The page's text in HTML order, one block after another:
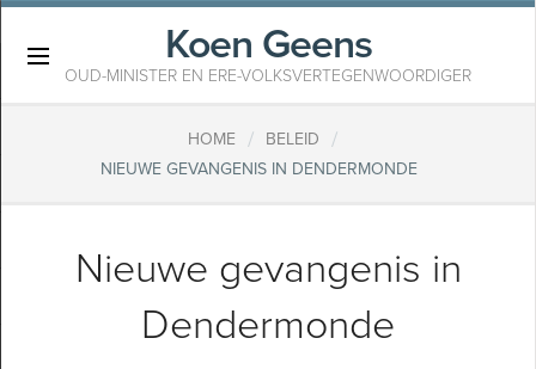
Koen Geens
OUD-MINISTER EN ERE-VOLKSVERTEGENWOORDIGER
HOME / BELEID /
NIEUWE GEVANGENIS IN DENDERMONDE
Nieuwe gevangenis in
Dendermonde